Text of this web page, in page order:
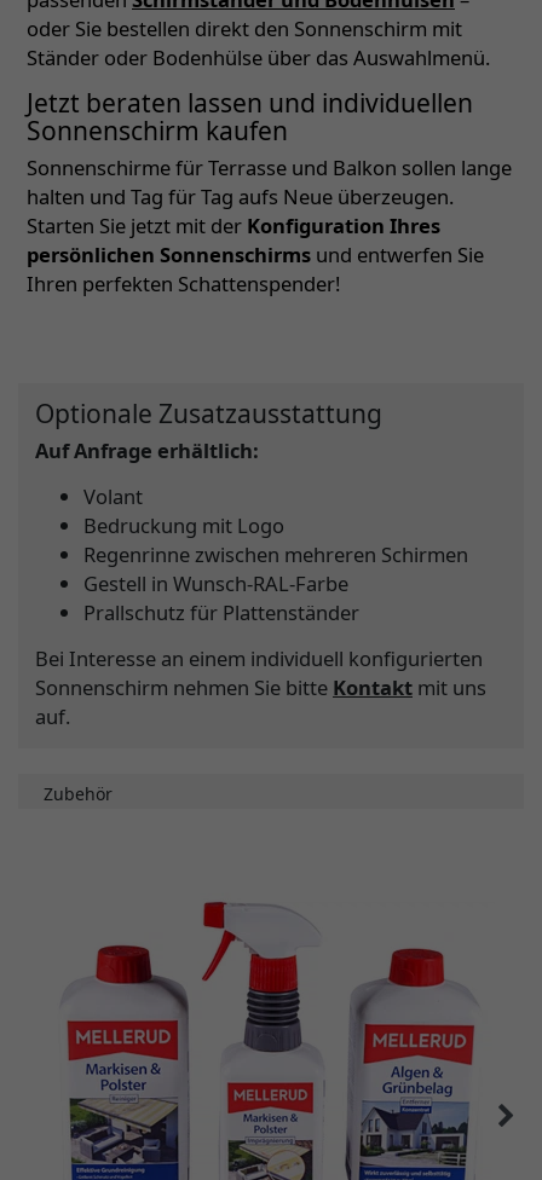
oder Sie bestellen direkt den Sonnenschirm mit
Ständer oder Bodenhülse über das Auswahlmenü.
Jetzt beraten lassen und individuellen
Sonnenschirm kaufen
Sonnenschirme für Terrasse und Balkon sollen lange
halten und Tag für Tag aufs Neue überzeugen.
Starten Sie jetzt mit der Konfiguration Ihres
persönlichen Sonnenschirms und entwerfen Sie
Ihren perfekten Schattenspender!
Optionale Zusatzausstattung
Auf Anfrage erhältlich:
Volant
Bedruckung mit Logo
Regenrinne zwischen mehreren Schirmen
Gestell in Wunsch-RAL-Farbe
Prallschutz für Plattenständer
Bei Interesse an einem individuell konfigurierten
Sonnenschirm nehmen Sie bitte Kontakt mit uns
auf.
Zubehör